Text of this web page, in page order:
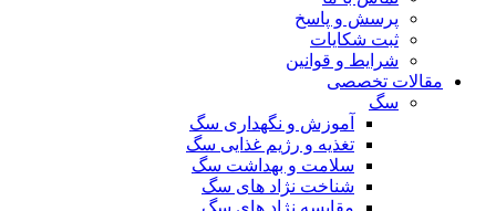
پرسش و پاسخ
ثبت شکایات
شرایط و قوانین
مقالات تخصصی
سگ
آموزش و نگهداری سگ
تغذیه و رژیم غذایی سگ
سلامت و بهداشت سگ
شناخت نژاد های سگ